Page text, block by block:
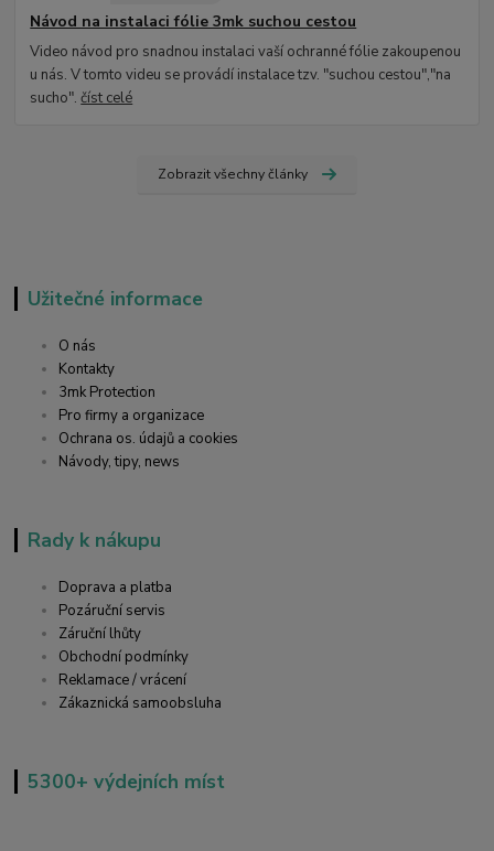
Návod na instalaci fólie 3mk suchou cestou
Video návod pro snadnou instalaci vaší ochranné fólie zakoupenou
u nás. V tomto videu se provádí instalace tzv. "suchou cestou","na
sucho".číst celé
Zobrazit všechny články
Užitečné informace
O nás
Kontakty
3mk Protection
Pro firmy a organizace
Ochrana os. údajů a cookies
Návody, tipy, news
Rady k nákupu
Doprava a platba
Pozáruční servis
Záruční lhůty
Obchodní podmínky
Reklamace / vrácení
Zákaznická samoobsluha
5300+ výdejních míst